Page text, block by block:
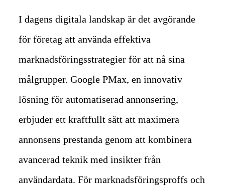
I dagens digitala landskap är det avgörande
för företag att använda effektiva
marknadsföringsstrategier för att nå sina
målgrupper. Google PMax, en innovativ
lösning för automatiserad annonsering,
erbjuder ett kraftfullt sätt att maximera
annonsens prestanda genom att kombinera
avancerad teknik med insikter från
användardata. För marknadsföringsproffs och